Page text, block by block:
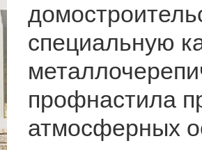
специальную
профнастила
атмосферных